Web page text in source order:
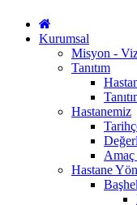
Kurumsal
Misyon -
Tanıtım
Hastanemiz
Hastane